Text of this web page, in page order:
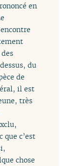
en
du
de
il est
très
que c’est
chose